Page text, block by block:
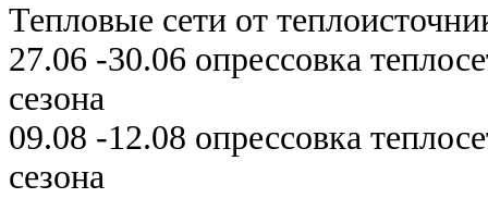
Тепловые сети от
27.06 -30.06 опрессовка
сезона
09.08 -12.08 опрессовка
сезона